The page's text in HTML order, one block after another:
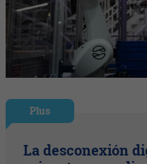
Plus
La desconexión